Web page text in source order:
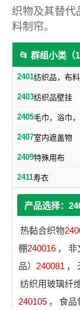
织物及其替代
料制帘。
📂 群组小类（
2401纺织品，布料
2403纺织品壁挂
2405毛巾，浴巾
2407室内遮盖物
2409特殊用布
2411寿衣
产品选择：
热黏合织物
棚240016 ， 非
品） 240081 ，
纺织用玻璃纤
240105 ， 食品